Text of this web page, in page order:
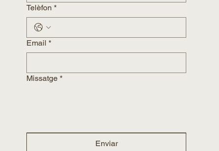
Telèfon *
Email *
Missatge *
Enviar